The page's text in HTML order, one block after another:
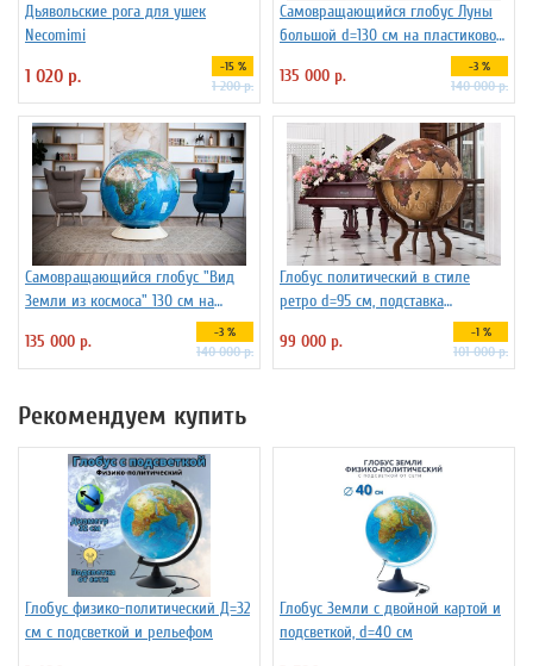
Дьявольские рога для ушек
Necomimi
1 020 р. -15 %
1 200 р.
Самовращающийся глобус Луны
большой d=130 см на пластиковой
135 000 р. -3 %
140 000 р.
Самовращающийся глобус "Вид
Земли из космоса" 130 см на
135 000 р. -3 %
140 000 р.
Глобус политический в стиле
ретро d=95 см, подставка
99 000 р. -1 %
101 000 р.
Рекомендуем купить
Глобус физико-политический Д=32
см с подсветкой и рельефом
Глобус Земли с двойной картой и
подсветкой, d=40 см